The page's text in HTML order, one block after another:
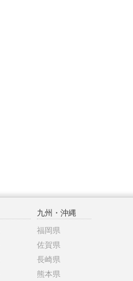
九州・沖縄
福岡県
佐賀県
長崎県
熊本県